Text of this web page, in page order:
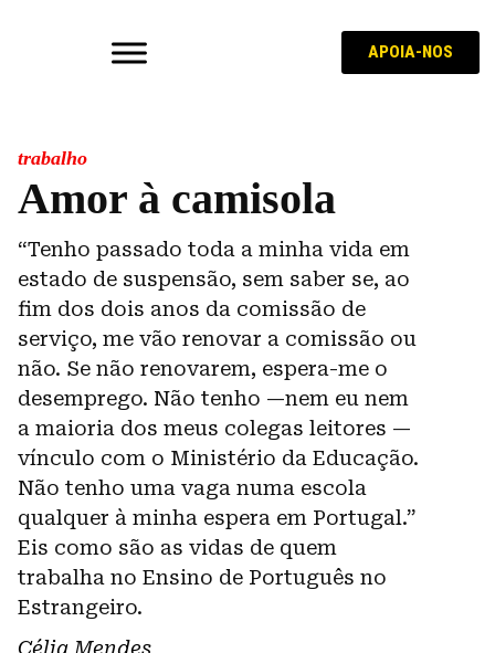
APOIA-NOS
trabalho
Amor à camisola
“Tenho passado toda a minha vida em
estado de suspensão, sem saber se, ao
fim dos dois anos da comissão de
serviço, me vão renovar a comissão ou
não. Se não renovarem, espera-me o
desemprego. Não tenho —nem eu nem
a maioria dos meus colegas leitores —
vínculo com o Ministério da Educação.
Não tenho uma vaga numa escola
qualquer à minha espera em Portugal.”
Eis como são as vidas de quem
trabalha no Ensino de Português no
Estrangeiro.
Célia Mendes